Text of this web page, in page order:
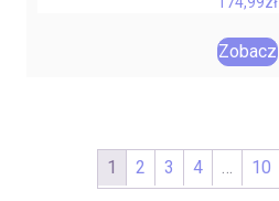
Zobacz
1 2 3 4 … 10